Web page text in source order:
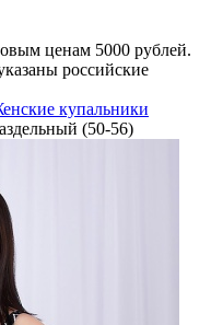
ценам 5000 рублей.
российские
купальники
(50-56)